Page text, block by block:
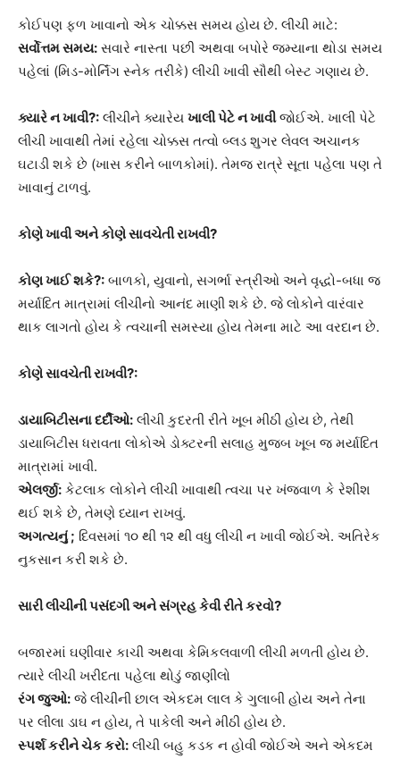
કોઈપણ ફળ ખાવાનો એક ચોક્કસ સમય હોય છે. લીચી માટે:
સર્વોત્તમ સમય: સવારે નાસ્તા પછી અથવા બપોરે જમ્યાના થોડા સમય
પહેલાં (મિડ-મોર્નિંગ સ્નેક તરીકે) લીચી ખાવી સૌથી બેસ્ટ ગણાય છે.
ક્યારે ન ખાવી?: લીચીને ક્યારેય ખાલી પેટે ન ખાવીજોઈએ. ખાલી પેટે
લીચી ખાવાથી તેમાં રહેલા ચોક્કસ તત્વો બ્લડ શુગર લેવલ અચાનક
ઘટાડી શકે છે (ખાસ કરીને બાળકોમાં). તેમજ રાત્રે સૂતા પહેલા પણ તે
ખાવાનું ટાળવું.
કોણે ખાવી અને કોણે સાવચેતી રાખવી?
કોણ ખાઈ શકે?: બાળકો, યુવાનો, સગર્ભા સ્ત્રીઓ અને વૃદ્ધો-બધા જ
મર્યાદિત માત્રામાં લીચીનો આનંદ માણી શકે છે. જે લોકોને વારંવાર
થાક લાગતો હોય કે ત્વચાની સમસ્યા હોય તેમના માટે આ વરદાન છે.
કોણે સાવચેતી રાખવી?:
ડાયાબિટીસના દર્દીઓ: લીચી કુદરતી રીતે ખૂબ મીઠી હોય છે, તેથી
ડાયાબિટીસ ધરાવતા લોકોએ ડોક્ટરની સલાહ મુજબ ખૂબ જ મર્યાદિત
માત્રામાં ખાવી.
એલર્જી: કેટલાક લોકોને લીચી ખાવાથી ત્વચા પર ખંજવાળ કે રેશીશ
થઈ શકે છે, તેમણે ધ્યાન રાખવું.
અગત્યનું ; દિવસમાં ૧૦ થી ૧૨ થી વધુ લીચી ન ખાવી જોઈએ. અતિરેક
નુકસાન કરી શકે છે.
સારી લીચીની પસંદગી અને સંગ્રહ કેવી રીતે કરવો?
બજારમાં ઘણીવાર કાચી અથવા કેમિકલવાળી લીચી મળતી હોય છે.
ત્યારે લીચી ખરીદતા પહેલા થોડું જાણીલો
રંગ જુઓ: જે લીચીની છાલ એકદમ લાલ કે ગુલાબી હોય અને તેના
પર લીલા ડાઘ ન હોય, તે પાકેલી અને મીઠી હોય છે.
સ્પર્શ કરીને ચેક કરો: લીચી બહુ કડક ન હોવી જોઈએ અને એકદમ